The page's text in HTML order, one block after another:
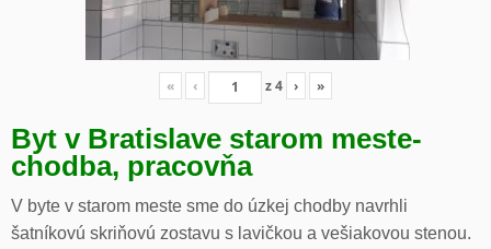
« ‹ z4 › »
Byt v Bratislave starom meste-
chodba, pracovňa
V byte v starom meste sme do úzkej chodby navrhli
šatníkovú skriňovú zostavu s lavičkou a vešiakovou stenou.